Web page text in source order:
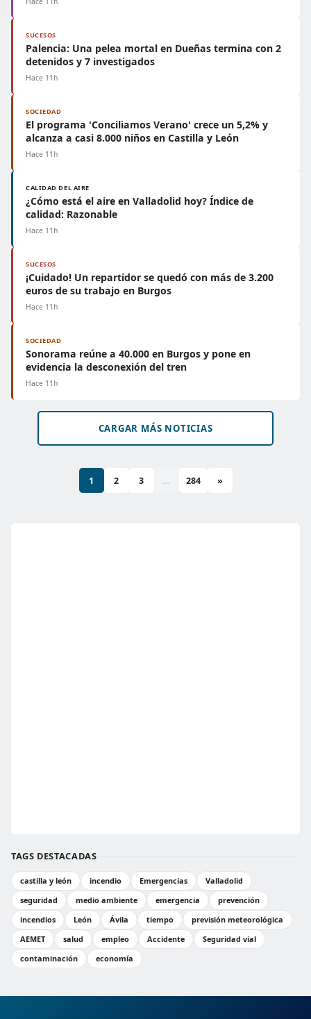
SUCESOS
Palencia: Una pelea mortal en Dueñas termina con 2
detenidos y 7 investigados
Hace 11h
SOCIEDAD
El programa 'Conciliamos Verano' crece un 5,2% y
alcanza a casi 8.000 niños en Castilla y León
Hace 11h
CALIDAD DEL AIRE
¿Cómo está el aire en Valladolid hoy? Índice de
calidad: Razonable
Hace 11h
SUCESOS
¡Cuidado! Un repartidor se quedó con más de 3.200
euros de su trabajo en Burgos
Hace 11h
SOCIEDAD
Sonorama reúne a 40.000 en Burgos y pone en
evidencia la desconexión del tren
Hace 11h
CARGAR MÁS NOTICIAS
1 2 3 ... 284 »
TAGS DESTACADAS
castilla y león incendio Emergencias
Valladolid
seguridad
medio ambiente emergencia
prevención
incendios
León Ávila tiempo
previsión meteorológica
AEMET
salud empleo Accidente
Seguridad vial
contaminación
economía